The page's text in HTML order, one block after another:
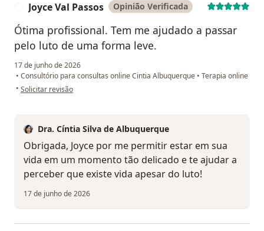
Joyce Val Passos Opinião Verificada
Ótima profissional. Tem me ajudado a passar
pelo luto de uma forma leve.
17 de junho de 2026
• Consultório para consultas online Cintia Albuquerque • Terapia online
• na opinião do utilizador Joyce Val Passos
Solicitar revisão
Dra. Cíntia Silva de Albuquerque
Obrigada, Joyce por me permitir estar em sua
vida em um momento tão delicado e te ajudar a
perceber que existe vida apesar do luto!
17 de junho de 2026